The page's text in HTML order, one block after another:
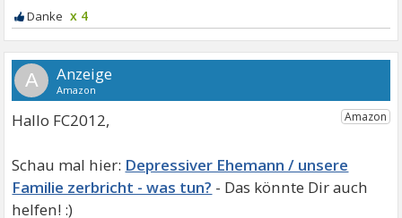
x 4
A
Hallo FC2012,
Depressiver Ehemann / unsere
Familie zerbricht - was tun?